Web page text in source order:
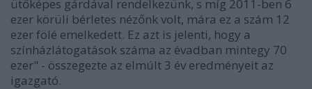
ütőképes gárdával rendelkezünk, s míg 2011-ben 6
ezer körüli bérletes nézőnk volt, mára ez a szám 12
ezer fölé emelkedett. Ez azt is jelenti, hogy a
színházlátogatások száma az évadban mintegy 70
ezer" - összegezte az elmúlt 3 év eredményeit az
igazgató.